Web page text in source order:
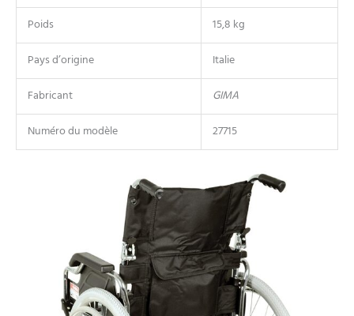
Poids
15,8 kg
Pays d’origine
Italie
Fabricant
GIMA
Numéro du modèle
27715